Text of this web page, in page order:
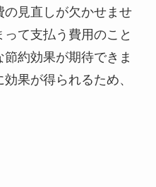
見直しが欠かせませ
て支払う費用のこと
約効果が期待できま
果が得られるため、